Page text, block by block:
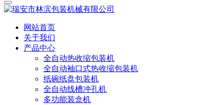
网站首页
关于我们
产品中心
全自动热收缩包装机
全自动袖口式热收缩包装机
纸碗纸盘包装机
全自动线槽冲孔机
多功能装盒机